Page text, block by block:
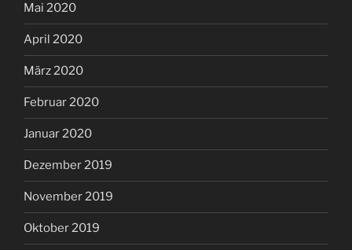
Mai 2020
April 2020
März 2020
Februar 2020
Januar 2020
Dezember 2019
November 2019
Oktober 2019